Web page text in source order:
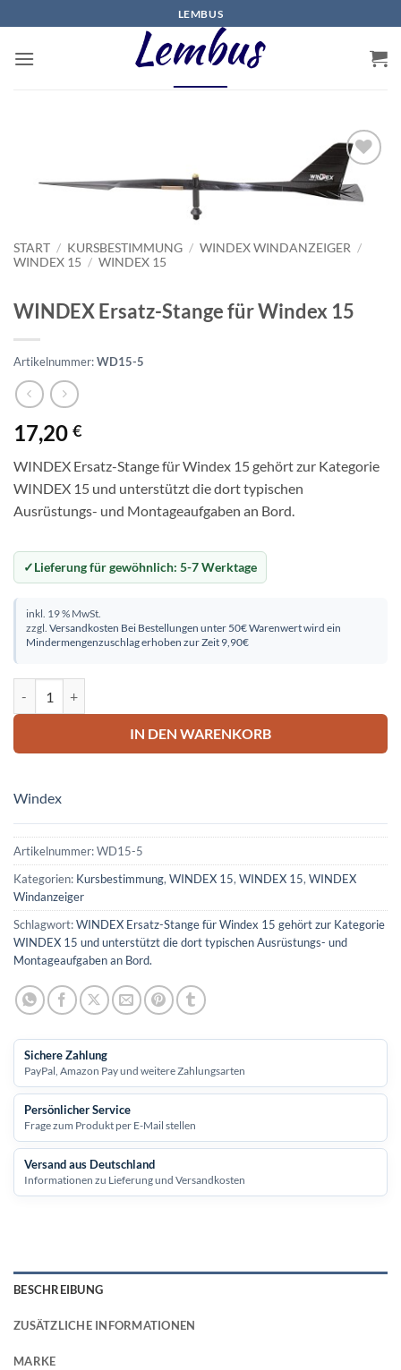
Inhalt
springen
LEMBUS
START / KURSBESTIMMUNG / WINDEX WINDANZEIGER /
WINDEX 15 / WINDEX 15
WINDEX Ersatz-Stange für Windex 15
Artikelnummer:WD15-5
17,20 €
WINDEX Ersatz-Stange für Windex 15 gehört zur Kategorie
WINDEX 15 und unterstützt die dort typischen
Ausrüstungs- und Montageaufgaben an Bord.
Lieferung für gewöhnlich: 5-7 Werktage
inkl. 19 % MwSt.
zzgl. Versandkosten Bei Bestellungen unter 50€ Warenwert wird ein
Mindermengenzuschlag erhoben zur Zeit 9,90€
IN DEN WARENKORB
Windex
Artikelnummer:WD15-5
Kategorien: Kursbestimmung, WINDEX 15, WINDEX 15, WINDEX
Windanzeiger
Schlagwort:WINDEX Ersatz-Stange für Windex 15 gehört zur Kategorie
WINDEX 15 und unterstützt die dort typischen Ausrüstungs- und
Montageaufgaben an Bord.
Sichere Zahlung
PayPal, Amazon Pay und weitere Zahlungsarten
Persönlicher Service
Frage zum Produkt per E-Mail stellen
Versand aus Deutschland
Informationen zu Lieferung und Versandkosten
BESCHREIBUNG
ZUSÄTZLICHE INFORMATIONEN
MARKE